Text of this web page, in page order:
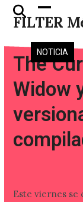
Skip
FILTER
Open
mobile
menu
Close
mobile
menu
NOTICIA
The
Widow
Este viernes se